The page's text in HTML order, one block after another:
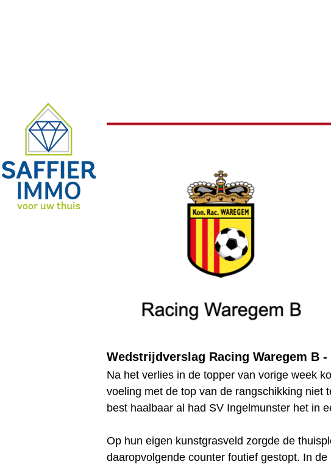
Wedstrijdverslag Racing Waregem B
Na het verlies in de topper van vorige week
voeling met de top van de rangschikking niet
best haalbaar al had SV Ingelmunster het in
Op hun eigen kunstgrasveld zorgde de
daaropvolgende counter foutief gestopt. In de